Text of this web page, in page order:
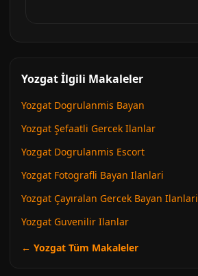
Yozgat İlgili Makaleler
Yozgat Dogrulanmis Bayan
Yozgat Şefaatli Gercek Ilanlar
Yozgat Dogrulanmis Escort
Yozgat Fotografli Bayan Ilanlari
Yozgat Çayıralan Gercek Bayan Ilanlari
Yozgat Guvenilir Ilanlar
← Yozgat Tüm Makaleler